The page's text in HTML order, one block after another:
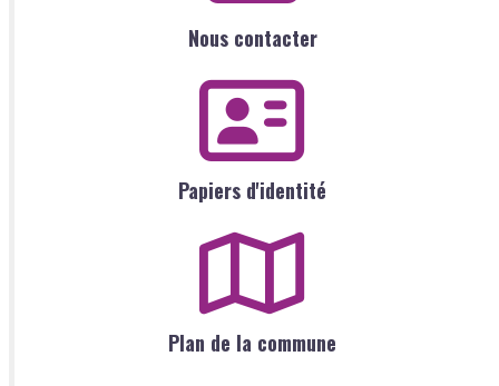
Nous contacter
Papiers d'identité
Plan de la commune